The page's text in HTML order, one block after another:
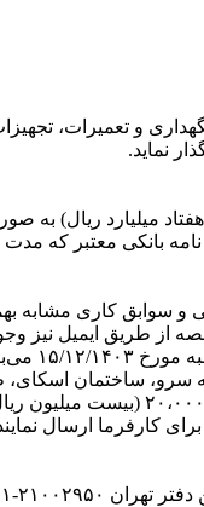
و تعمیرات،
نماید.
سپرده شرکت در مناقصه: می بایست به
کارفرما ارسال